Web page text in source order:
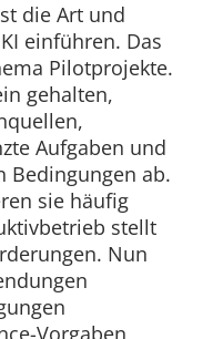
die Art und
einführen. Das
Pilotprojekte.
gehalten,
Aufgaben und
Bedingungen ab.
sie häufig
stellt
Nun